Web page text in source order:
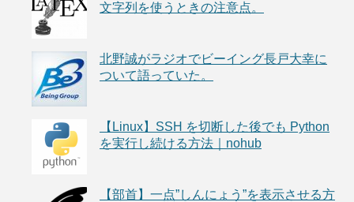
文字列を使うときの注意点。
北野誠がラジオでビーイング長戸大幸に
ついて語っていた。
【Linux】SSH を切断した後でも Python
を実行し続ける方法｜nohub
【部首】一点”しんにょう”を表示させる方